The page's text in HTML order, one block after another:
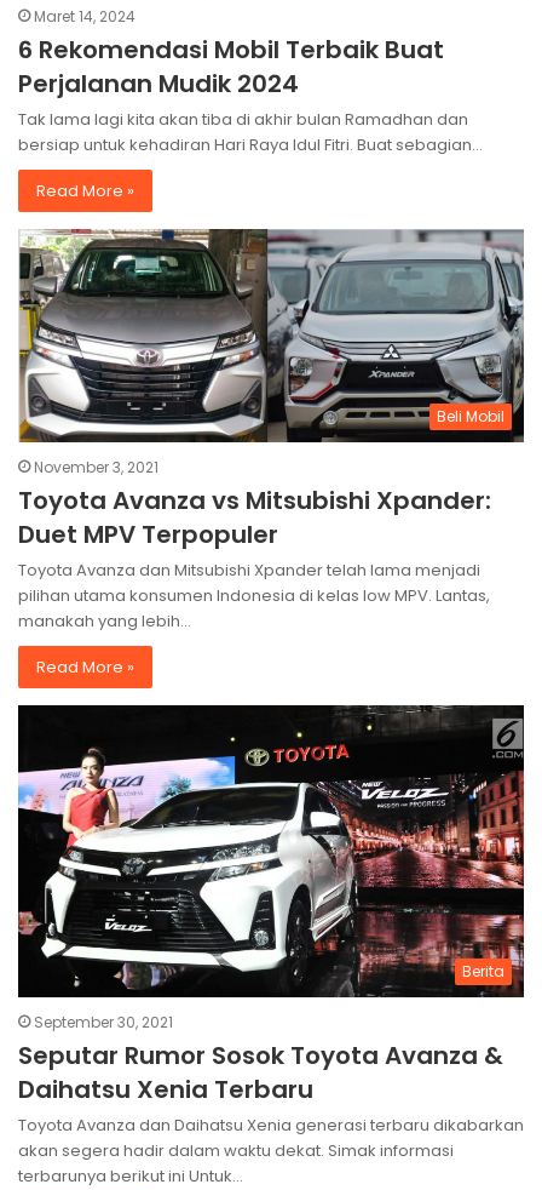
Maret 14, 2024
6 Rekomendasi Mobil Terbaik Buat
Perjalanan Mudik 2024
Tak lama lagi kita akan tiba di akhir bulan Ramadhan dan
bersiap untuk kehadiran Hari Raya Idul Fitri. Buat sebagian…
Read More »
Beli Mobil
November 3, 2021
Toyota Avanza vs Mitsubishi Xpander:
Duet MPV Terpopuler
Toyota Avanza dan Mitsubishi Xpander telah lama menjadi
pilihan utama konsumen Indonesia di kelas low MPV. Lantas,
manakah yang lebih…
Read More »
Berita
September 30, 2021
Seputar Rumor Sosok Toyota Avanza &
Daihatsu Xenia Terbaru
Toyota Avanza dan Daihatsu Xenia generasi terbaru dikabarkan
akan segera hadir dalam waktu dekat. Simak informasi
terbarunya berikut ini Untuk…